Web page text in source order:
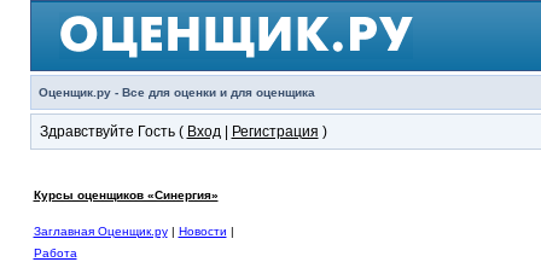
Оценщик.ру - Все для оценки и для оценщика
Здравствуйте Гость ( Вход| Регистрация )
Курсы оценщиков «Синергия»
Заглавная Оценщик.ру| Новости |
Работа